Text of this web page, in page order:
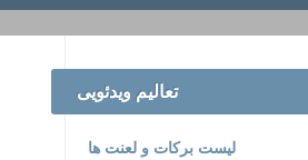
تعالیم ویدئویی
لیست برکات و لعنت ها